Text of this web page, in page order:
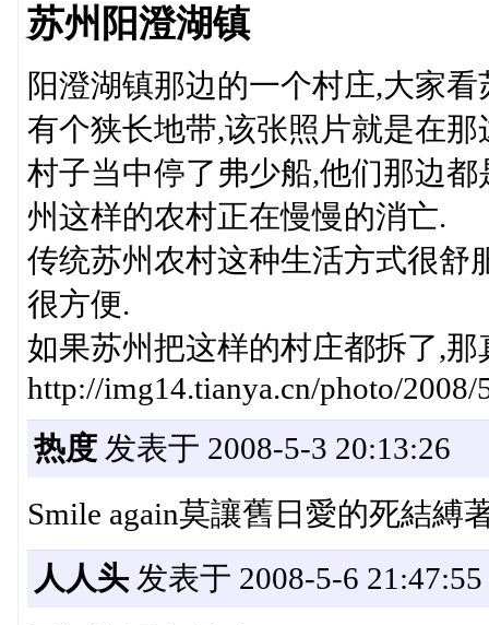
苏州阳澄湖镇
阳澄湖镇那边的一个村庄,大家
有个狭长地带,该张照片就是在那
村子当中停了弗少船,他们那边
州这样的农村正在慢慢的消亡.
传统苏州农村这种生活方式很舒
很方便.
如果苏州把这样的村庄都拆了,那
http://img14.tianya.cn/photo/
热度发表于 2008-5-3 20:13:26
Smile again莫讓舊日愛的死結縛
人人头发表于 2008-5-6 21:47:55